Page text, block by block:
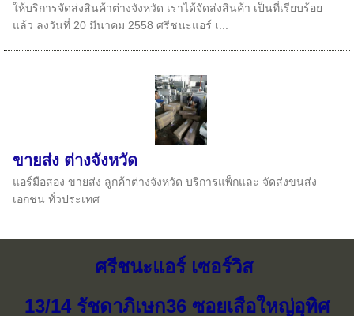
ให้บริการจัดส่งสินค้าต่างจังหวัด เราได้จัดส่งสินค้า เป็นที่เรียบร้อย
แล้ว ลงวันที่ 20 มีนาคม 2558 ศรีชนะแอร์ เ...
ขายส่ง ต่างจังหวัด
แอร์มือสอง ขายส่ง ลูกค้าต่างจังหวัด บริการแพ็กและ จัดส่งขนส่ง
เอกชน ทั่วประเทศ
ศรีชนะแอร์ เซอร์วิส
13/14 รัชดาภิเษก36 ซอยเสือใหญ่อุทิศ